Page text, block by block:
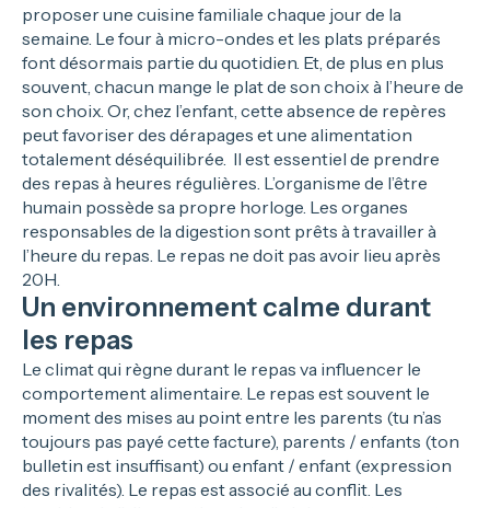
proposer une cuisine familiale chaque jour de la
semaine. Le four à micro-ondes et les plats préparés
font désormais partie du quotidien. Et, de plus en plus
souvent, chacun mange le plat de son choix à l’heure de
son choix. Or, chez l’enfant, cette absence de repères
peut favoriser des dérapages et une alimentation
totalement déséquilibrée. Il est essentiel de prendre
des repas à heures régulières. L’organisme de l’être
humain possède sa propre horloge. Les organes
responsables de la digestion sont prêts à travailler à
l’heure du repas. Le repas ne doit pas avoir lieu après
20H.
Un environnement calme durant
les repas
Le climat qui règne durant le repas va influencer le
comportement alimentaire. Le repas est souvent le
moment des mises au point entre les parents (tu n’as
toujours pas payé cette facture), parents / enfants (ton
bulletin est insuffisant) ou enfant / enfant (expression
des rivalités). Le repas est associé au conflit. Les